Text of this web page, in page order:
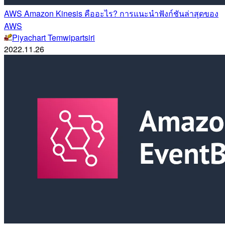
AWS Amazon Kinesis คืออะไร? การแนะนำฟังก์ชันล่าสุดของ
AWS
Piyachart Temwipartsiri
2022.11.26